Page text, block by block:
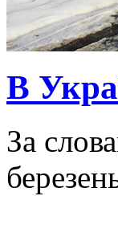
В
За